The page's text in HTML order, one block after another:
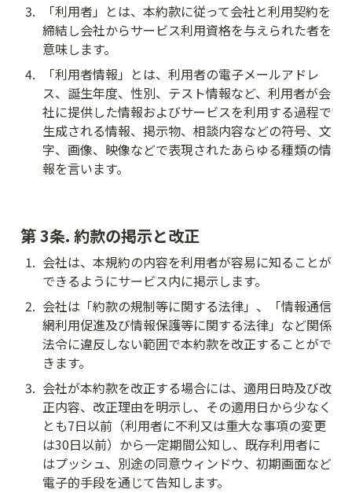
3.
「利用者」とは、本約款に従って会社と利用契約を
締結し会社からサービス利用資格を与えられた者を
意味します。
4.
「利用者情報」とは、利用者の電子メールアドレ
ス、誕生年度、性別、テスト情報など、利用者が会
社に提供した情報およびサービスを利用する過程で
生成される情報、掲示物、相談内容などの符号、文
字、画像、映像などで表現されたあらゆる種類の情
報を言います。
第 3条. 約款の掲示と改正
1. 会社は、本規約の内容を利用者が容易に知ることが
できるようにサービス内に掲示します。
2. 会社は「約款の規制等に関する法律」、「情報通信
網利用促進及び情報保護等に関する法律」など関係
法令に違反しない範囲で本約款を改正することがで
きます。
3. 会社が本約款を改正する場合には、適用日時及び改
正内容、改正理由を明示し、その適用日から少なく
とも7日以前（利用者に不利又は重大な事項の変更
は30日以前）から一定期間公知し、既存利用者に
はプッシュ、別途の同意ウィンドウ、初期画面など
電子的手段を通じて告知します。